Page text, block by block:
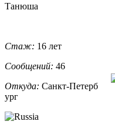
Танюша
Стаж: 16 лет
Сообщений: 46
Откуда: Санкт-Петерб
ург